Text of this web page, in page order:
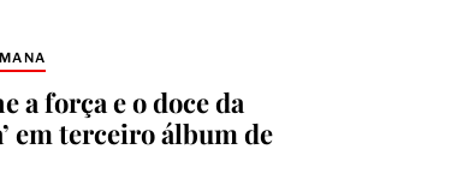
a força e o doce da
em terceiro álbum de